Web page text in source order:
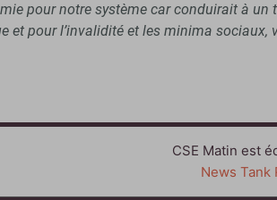
pour notre système car conduirait à un
et pour l’invalidité et les minima sociaux,
CSE Matin est
News Tank